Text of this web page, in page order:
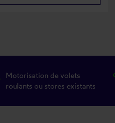
Motorisation de volets
roulants ou stores existants